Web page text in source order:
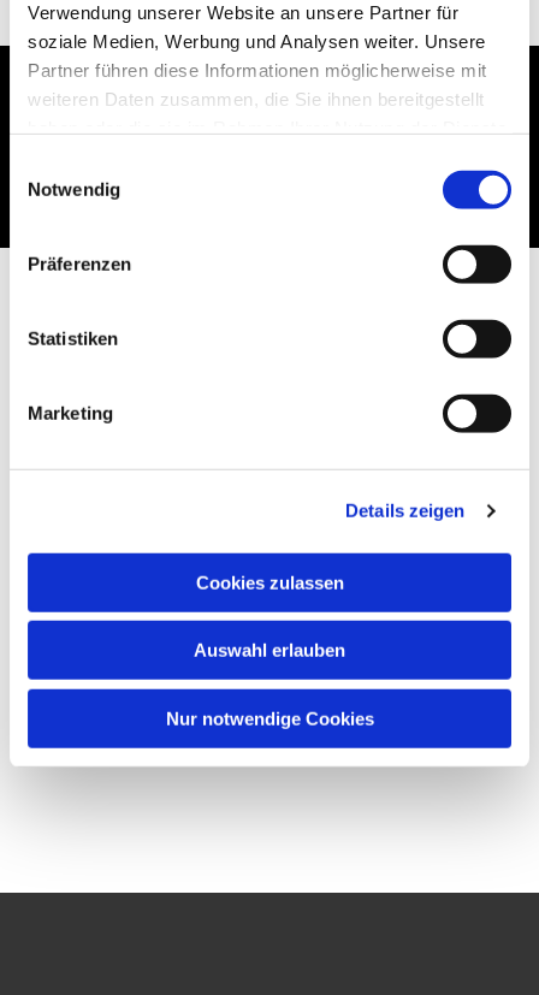
Verwendung unserer Website an unsere Partner für
soziale Medien, Werbung und Analysen weiter. Unsere
Partner führen diese Informationen möglicherweise mit
weiteren Daten zusammen, die Sie ihnen bereitgestellt
Notwendig
Präferenzen
Statistiken
Marketing
Details zeigen
Cookies zulassen
Auswahl erlauben
Nur notwendige Cookies
Dies könnte Sie auch